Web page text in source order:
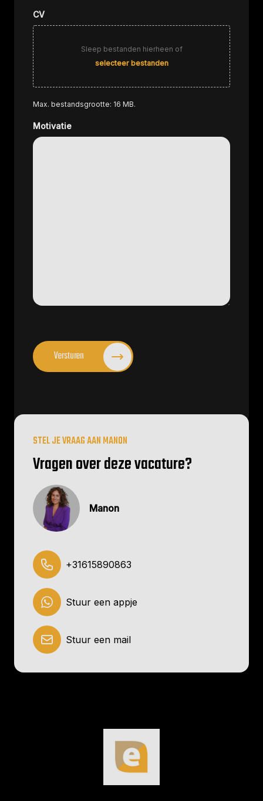
CV
Sleep bestanden hierheen of
selecteer bestanden
Max. bestandsgrootte: 16 MB.
Motivatie
Versturen
STEL JE VRAAG AAN MANON
Vragen over deze vacature?
Manon
+31615890863
Stuur een appje
Stuur een mail